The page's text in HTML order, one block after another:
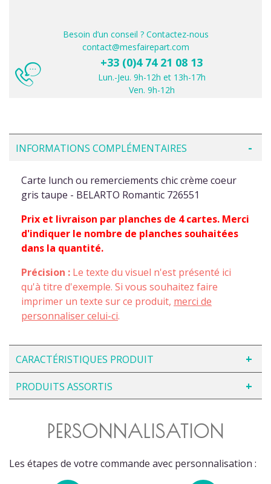
Besoin d’un conseil ? Contactez-nous
contact@mesfairepart.com
+33 (0)4 74 21 08 13
Lun.-Jeu. 9h-12h et 13h-17h
Ven. 9h-12h
INFORMATIONS COMPLÉMENTAIRES
Carte lunch ou remerciements chic crème coeur
gris taupe - BELARTO Romantic 726551
Prix et livraison par planches de 4 cartes. Merci
d'indiquer le nombre de planches souhaitées
dans la quantité.
Précision : Le texte du visuel n'est présenté ici
qu'à titre d'exemple. Si vous souhaitez faire
imprimer un texte sur ce produit, merci de
personnaliser celui-ci.
CARACTÉRISTIQUES PRODUIT
PRODUITS ASSORTIS
PERSONNALISATION
Les étapes de votre commande avec personnalisation :